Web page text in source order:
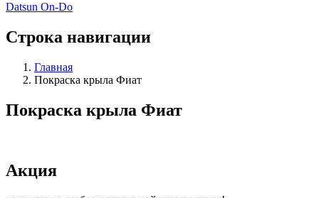
Datsun On-Do
Строка навигации
Главная
Покраска крыла Фиат
Покраска крыла Фиат
Акция